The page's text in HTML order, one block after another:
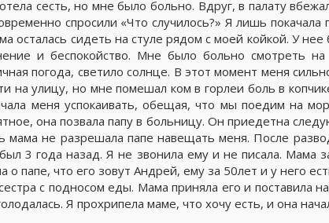
сесть, но мне было больно. Вдруг, в палату
спросили «Что случилось?» Я лишь
осталась сидеть на стуле рядом с моей койкой. У
и беспокойство. Мне было больно смотреть
погода, светило солнце. В этот момент меня
на улицу, но мне помешал ком в горлеи боль в
меня успокаивать, обещая, что мы поедим на
она позвала папу в больницу. Он приедетна
мама не разрешала папе навещать меня. После
3 года назад. Я не звонила ему и не писала. Мама
о папе, что его зовут Андрей, ему за 50лет и у него
с подносом еды. Мама приняла его и поставила
Я прохрипела маме, что хочу есть, и она